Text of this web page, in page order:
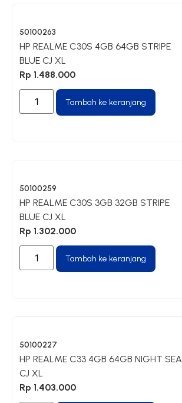
50100263
HP REALME C30S 4GB 64GB STRIPE
BLUE CJ XL
Rp 1.488.000
Tambah ke keranjang
50100259
HP REALME C30S 3GB 32GB STRIPE
BLUE CJ XL
Rp 1.302.000
Tambah ke keranjang
50100227
HP REALME C33 4GB 64GB NIGHT SEA
CJ XL
Rp 1.403.000